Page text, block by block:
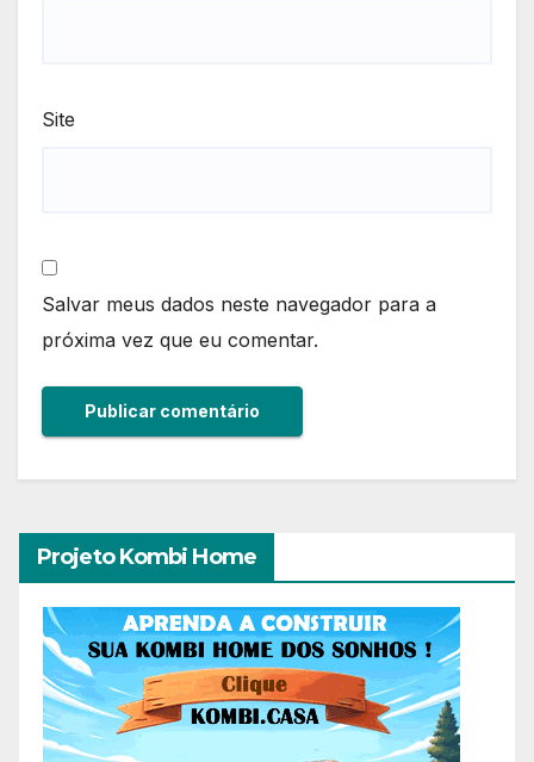
Site
Salvar meus dados neste navegador para a
próxima vez que eu comentar.
Projeto Kombi Home